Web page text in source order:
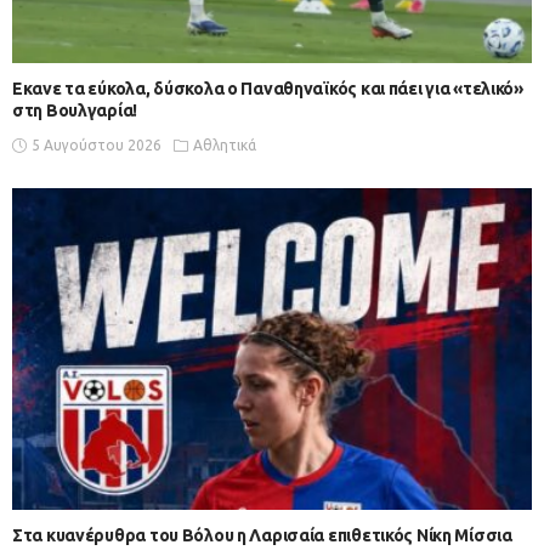
Εκανε τα εύκολα, δύσκολα ο Παναθηναϊκός και πάει για «τελικό»
στη Βουλγαρία!
5 Αυγούστου 2026 Αθλητικά
Στα κυανέρυθρα του Βόλου η Λαρισαία επιθετικός Νίκη Μίσσια